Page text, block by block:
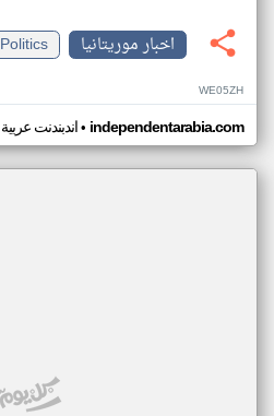
اخبار موريتانيا
Politics
WE05ZH
اندبندنت عربية• independentarabia.com